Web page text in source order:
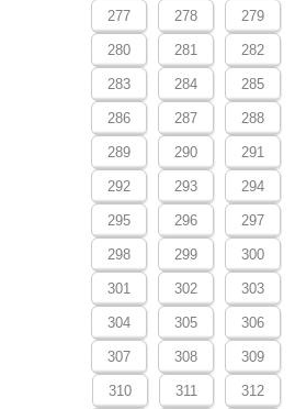
277 278 279
280 281 282
283 284 285
286 287 288
289 290 291
292 293 294
295 296 297
298 299 300
301 302 303
304 305 306
307 308 309
310 311 312